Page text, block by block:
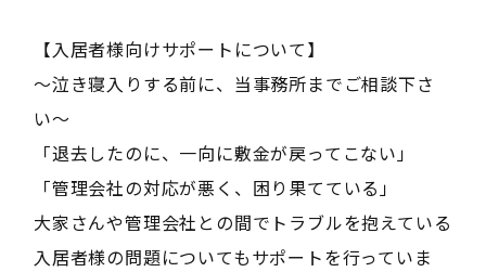
【入居者様向けサポートについて】
〜泣き寝入りする前に、当事務所までご相談下さ
い〜
「退去したのに、一向に敷金が戻ってこない」
「管理会社の対応が悪く、困り果てている」
大家さんや管理会社との間でトラブルを抱えている
入居者様の問題についてもサポートを行っていま